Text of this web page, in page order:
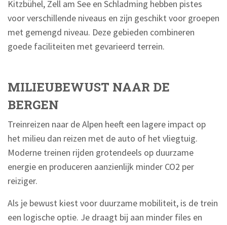
Kitzbühel, Zell am See en Schladming hebben pistes
voor verschillende niveaus en zijn geschikt voor groepen
met gemengd niveau. Deze gebieden combineren
goede faciliteiten met gevarieerd terrein.
MILIEUBEWUST NAAR DE
BERGEN
Treinreizen naar de Alpen heeft een lagere impact op
het milieu dan reizen met de auto of het vliegtuig.
Moderne treinen rijden grotendeels op duurzame
energie en produceren aanzienlijk minder CO2 per
reiziger.
Als je bewust kiest voor duurzame mobiliteit, is de trein
een logische optie. Je draagt bij aan minder files en